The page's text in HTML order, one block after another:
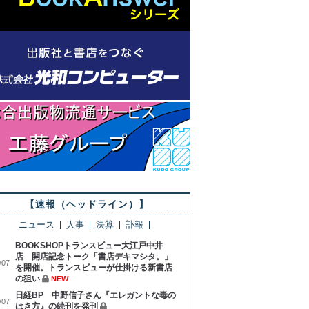
【速報（ヘッドライン）】
ニュース 人事 決算 訃報
07
BOOKSHOPトランスビュー大江戸中井
店 開店記念トーク「書店デキマシタ。」
を開催。トランスビューが仕掛ける新書店
の狙い
NEW
07
日経BP 中野信子さん『エレガントな毒の
はき方』の続刊を発刊